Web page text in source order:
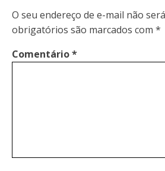
O seu endereço de e-mail não
obrigatórios são marcados com *
Comentário*